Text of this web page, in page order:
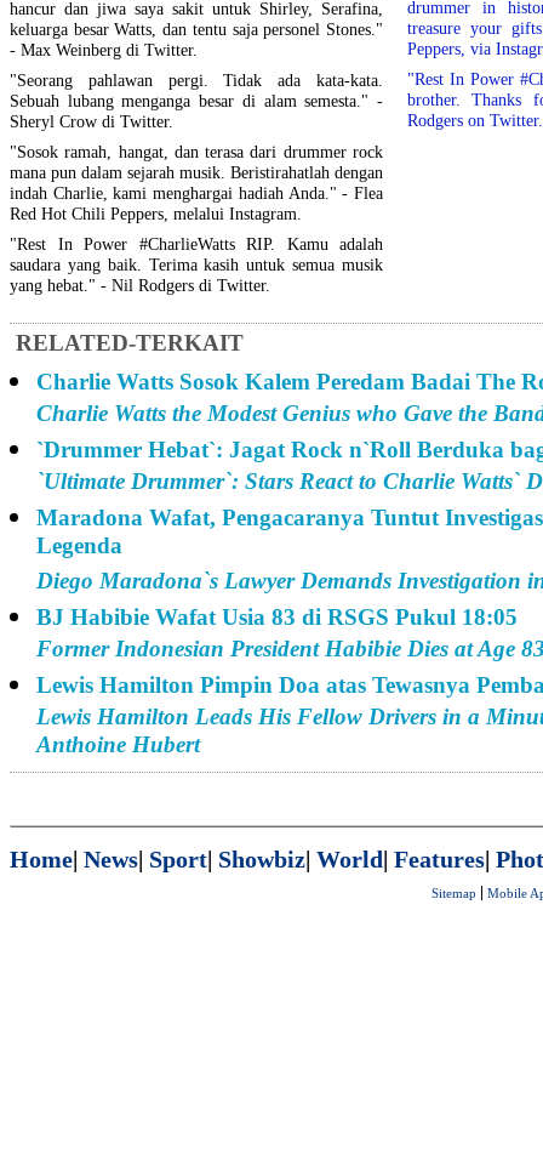
hancur dan jiwa saya sakit untuk Shirley, Serafina,
keluarga besar Watts, dan tentu saja personel Stones."
- Max Weinberg di Twitter.
"Seorang pahlawan pergi. Tidak ada kata-kata.
Sebuah lubang menganga besar di alam semesta." -
Sheryl Crow di Twitter.
"Sosok ramah, hangat, dan terasa dari drummer rock
mana pun dalam sejarah musik. Beristirahatlah dengan
indah Charlie, kami menghargai hadiah Anda." - Flea
Red Hot Chili Peppers, melalui Instagram.
"Rest In Power #CharlieWatts RIP. Kamu adalah
saudara yang baik. Terima kasih untuk semua musik
yang hebat." - Nil Rodgers di Twitter.
drummer in
treasure your
Peppers, via
"Rest In Power
brother.
Rodgers on Twitter.
RELATED-TERKAIT
Charlie Watts Sosok Kalem Peredam Badai The
Charlie Watts the Modest Genius who Gave the
`Drummer Hebat`: Jagat Rock n`Roll Berduka
`Ultimate Drummer`: Stars React to Charlie Watts`
Maradona Wafat, Pengacaranya Tuntut
Legenda
Diego Maradona`s Lawyer Demands Investigation
BJ Habibie Wafat Usia 83 di RSGS Pukul 18:05
Former Indonesian President Habibie Dies at Age
Lewis Hamilton Pimpin Doa atas Tewasnya
Lewis Hamilton Leads His Fellow Drivers in a
Anthoine Hubert
Home| News| Sport| Showbiz| World| Features|
Sitemap Mobile